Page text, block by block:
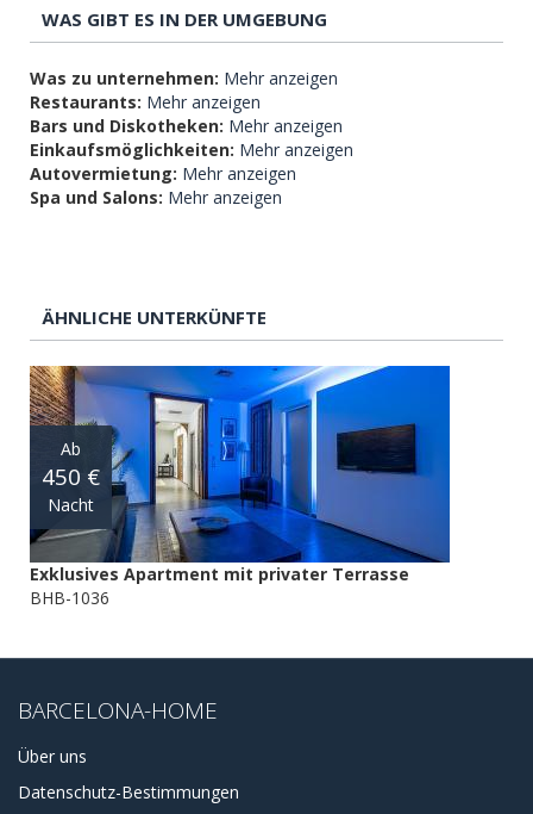
WAS GIBT ES IN DER UMGEBUNG
Was zu unternehmen: Mehr anzeigen
Restaurants: Mehr anzeigen
Bars und Diskotheken: Mehr anzeigen
Einkaufsmöglichkeiten: Mehr anzeigen
Autovermietung: Mehr anzeigen
Spa und Salons: Mehr anzeigen
ÄHNLICHE UNTERKÜNFTE
Ab
450 €
Nacht
Exklusives Apartment mit privater Terrasse
BHB-1036
BARCELONA-HOME
Über uns
Datenschutz-Bestimmungen